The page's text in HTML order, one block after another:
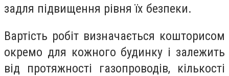
задля підвищення рівня їх безпеки.
Вартість робіт визначається кошторисом
окремо для кожного будинку і залежить
від протяжності газопроводів, кількості